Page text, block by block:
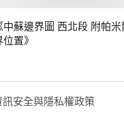
中蘇邊界圖 西北段 附帕
位置》
安全與隱私權政策